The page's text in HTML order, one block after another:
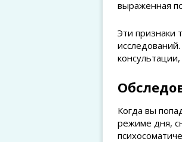
выраженная
Эти признаки
Когда вы
режиме дня,